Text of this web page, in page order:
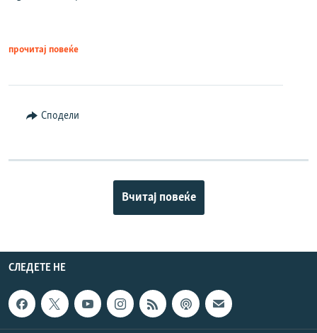
прочитај повеќе
Сподели
Вчитај повеќе
СЛЕДЕТЕ НЕ